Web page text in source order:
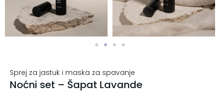
Sprej za jastuk i maska za spavanje
Noćni set – Šapat Lavande